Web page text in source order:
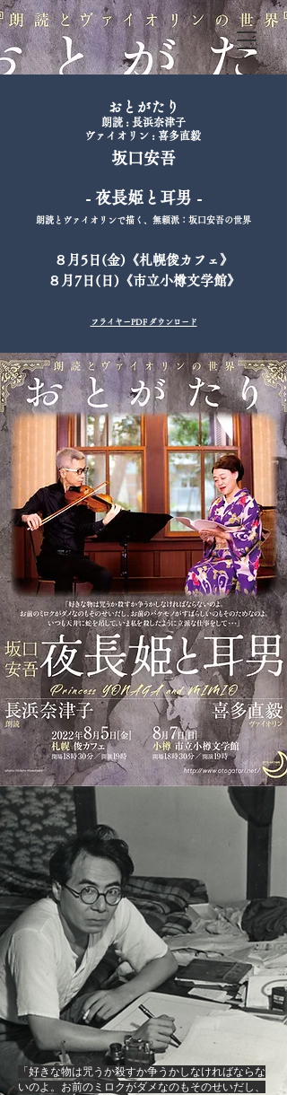
おとがたり
朗読 : 長浜奈津子
​ヴァイオリン : 喜多直毅
坂口安吾
- 夜長姫と耳男 -
朗読とヴァイオリンで描く、無頼派：坂口安吾の世界
８月5日(金)《札幌俊カフェ》
８月7日(日 )《市立小樽文学館》
​フライヤーPDF ダウンロード
「好きな物は咒うか殺すか争うかしなければならな
いのよ。お前のミロクがダメなのもそのせいだし、